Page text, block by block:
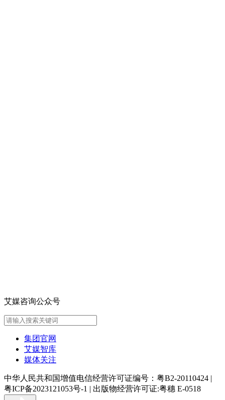
艾媒咨询公众号
集团官网
艾媒智库
媒体关注
中华人民共和国增值电信经营许可证编号：粤B2-20110424 |
粤ICP备2023121053号-1 | 出版物经营许可证:粤穗 E-0518